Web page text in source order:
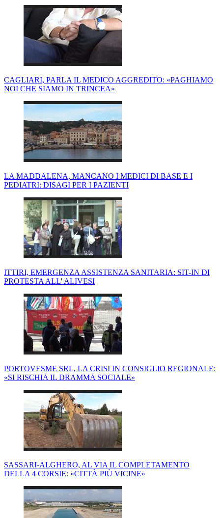
CAGLIARI, PARLA IL MEDICO AGGREDITO: «PAGHIAMO
NOI CHE SIAMO IN TRINCEA»
LA MADDALENA, MANCANO I MEDICI DI BASE E I
PEDIATRI: DISAGI PER I PAZIENTI
ITTIRI, EMERGENZA ASSISTENZA SANITARIA: SIT-IN DI
PROTESTA ALL' ALIVESI
PORTOVESME SRL, LA CRISI IN CONSIGLIO REGIONALE:
«SI RISCHIA IL DRAMMA SOCIALE»
SASSARI-ALGHERO, AL VIA IL COMPLETAMENTO
DELLA 4 CORSIE: «CITTÀ PIÙ VICINE»